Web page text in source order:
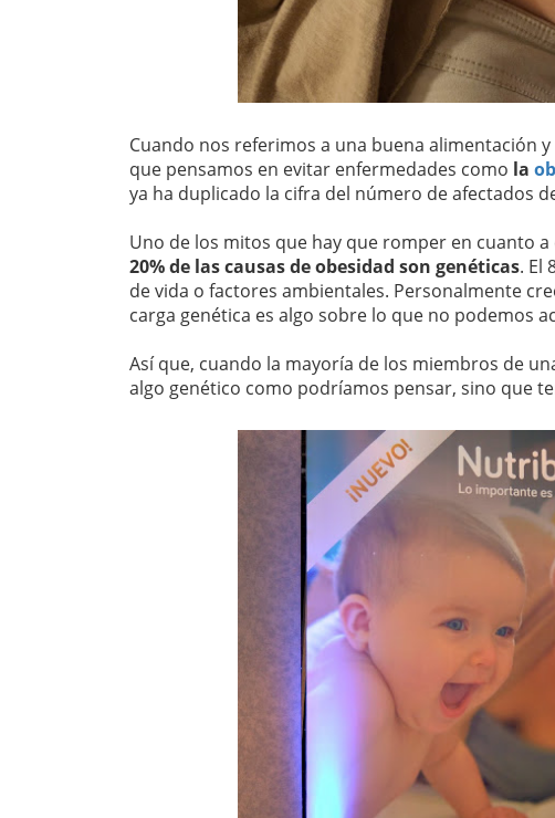
Cuando nos referimos a una buena alimentación
que pensamos en evitar enfermedades como la
ya ha duplicado la cifra del número de afectados
Uno de los mitos que hay que romper en cuanto
20% de las causas de obesidad son genéticas. El
de vida o factores ambientales. Personalmente
carga genética es algo sobre lo que no podemos
Así que, cuando la mayoría de los miembros de
algo genético como podríamos pensar, sino que